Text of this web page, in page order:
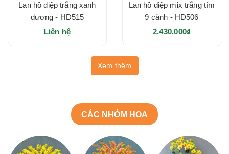
Lan hồ điệp trắng xanh
dương - HD515
Liên hệ
Lan hồ điệp mix trắng tím
9 cành - HD506
2.430.000₫
Xem thêm
CÁC NHÓM HOA